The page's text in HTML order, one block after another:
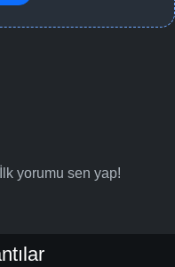
yorumu sen yap!